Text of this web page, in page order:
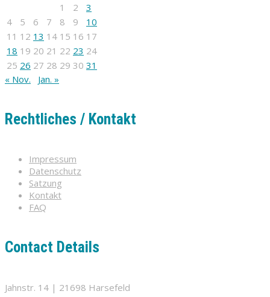
1
2
3
4
5 6 7 8 9
10
11 12 13 14 15 16 17
18 19 20 21 22 23 24
25 26 27 28 29 30 31
« Nov.
Jan. »
Rechtliches / Kontakt
Impressum
Datenschutz
Satzung
Kontakt
FAQ
Contact Details
Jahnstr. 14 | 21698 Harsefeld